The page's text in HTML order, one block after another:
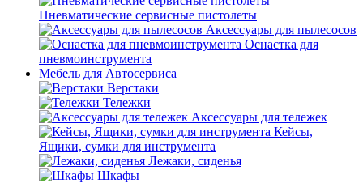
Пневматические сервисные пистолеты
Аксессуары для пылесосов
Оснастка для
пневмоинструмента
Мебель для Автосервиса
Верстаки
Тележки
Аксессуары для тележек
Кейсы,
Ящики, сумки для инструмента
Лежаки, сиденья
Шкафы